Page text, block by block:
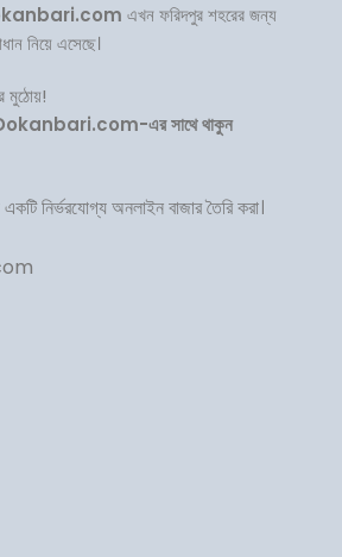
এখন ফরিদপুর শহরের জন্য
নিয়ে এসেছে।
মুঠোয়!
Dokanbari.com-এর সাথে থাকুন
নির্ভরযোগ্য অনলাইন বাজার তৈরি করা।